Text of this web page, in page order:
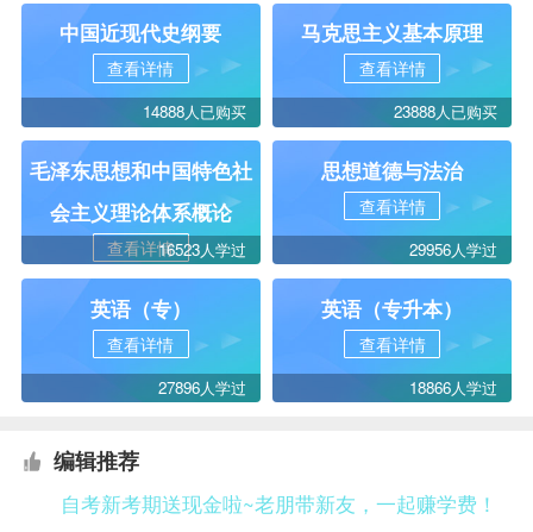
中国近现代史纲要
查看详情
14888人已购买
马克思主义基本原理
查看详情
23888人已购买
毛泽东思想和中国特色社
会主义理论体系概论
查看详情16523人学过
思想道德与法治
查看详情
29956人学过
英语（专）
查看详情
27896人学过
英语（专升本）
查看详情
18866人学过
编辑推荐
自考新考期送现金啦~老朋带新友，一起赚学费！